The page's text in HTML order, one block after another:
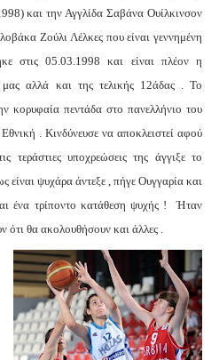
και την Αγγλίδα Σαβάνα Ουίλκινσον
Ζούλι Λέλκες που είναι γεννημένη
στις 05.03.1998 και είναι πλέον η
μας αλλά και της τελικής 12άδας . Το
κορυφαία πεντάδα στο πανελλήνιο του
. Κινδύνευσε να αποκλειστεί αφού
τεράστιες υποχρεώσεις της άγγιξε το
ψυχάρα άντεξε , πήγε Ουγγαρία και
ένα τρίποντο κατάθεση ψυχής ! Ήταν
ότι θα ακολουθήσουν και άλλες .